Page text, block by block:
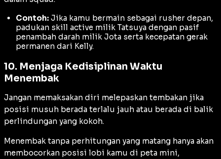
Contoh: Jika kamu bermain sebagai rusher depan,
padukan skill active milik Tatsuya dengan pasif
penambah darah milik Jota serta kecepatan gerak
permanen dari Kelly.
10. Menjaga Kedisiplinan Waktu
Menembak
Jangan memaksakan diri melepaskan tembakan jika
posisi musuh berada terlalu jauh atau berada di balik
perlindungan yang kokoh.
Menembak tanpa perhitungan yang matang hanya akan
membocorkan posisi lobi kamu di peta mini,